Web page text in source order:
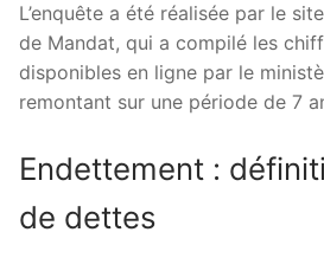
L’enquête a été réalisée par le
de Mandat, qui a compilé les
disponibles en ligne par le
remontant sur une période de 7
Endettement :
de dettes